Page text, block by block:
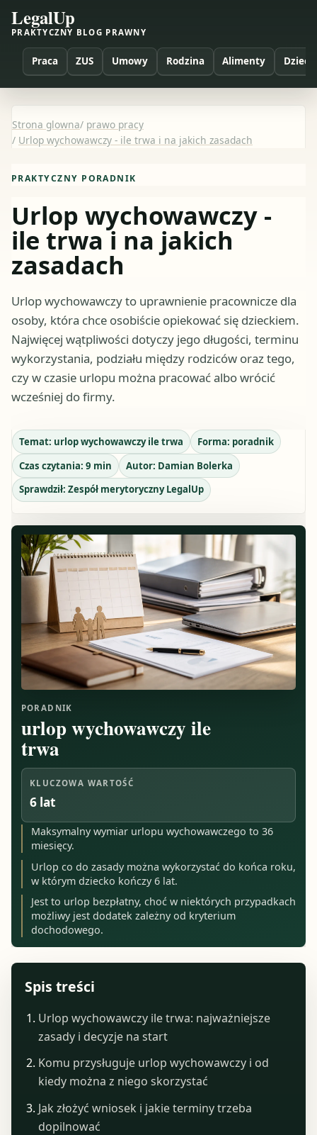
LegalUp
PRAKTYCZNY BLOG PRAWNY
Praca ZUS Umowy Rodzina Alimenty Dzieci
Strona glowna/ prawo pracy
/ Urlop wychowawczy - ile trwa i na jakich zasadach
PRAKTYCZNY PORADNIK
Urlop wychowawczy -
ile trwa i na jakich
zasadach
Urlop wychowawczy to uprawnienie pracownicze dla
osoby, która chce osobiście opiekować się dzieckiem.
Najwięcej wątpliwości dotyczy jego długości, terminu
wykorzystania, podziału między rodziców oraz tego,
czy w czasie urlopu można pracować albo wrócić
wcześniej do firmy.
Temat: urlop wychowawczy ile trwa Forma: poradnik
Czas czytania: 9 min Autor: Damian Bolerka
Sprawdził: Zespół merytoryczny LegalUp
PORADNIK
urlop wychowawczy ile
trwa
KLUCZOWA WARTOŚĆ
6 lat
Maksymalny wymiar urlopu wychowawczego to 36
miesięcy.
Urlop co do zasady można wykorzystać do końca roku,
w którym dziecko kończy 6 lat.
Jest to urlop bezpłatny, choć w niektórych przypadkach
możliwy jest dodatek zależny od kryterium
dochodowego.
Spis treści
Urlop wychowawczy ile trwa: najważniejsze
zasady i decyzje na start
Komu przysługuje urlop wychowawczy i od
kiedy można z niego skorzystać
Jak złożyć wniosek i jakie terminy trzeba
dopilnować